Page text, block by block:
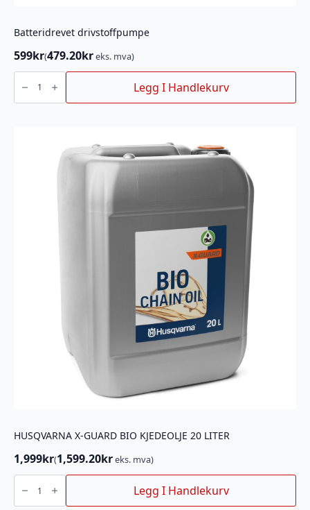
Batteridrevet drivstoffpumpe
599kr(479.20kreks. mva)
Batteridrevet
drivstoffpumpe
antall Legg I Handlekurv
HUSQVARNA X-GUARD BIO KJEDEOLJE 20 LITER
1,999kr(1,599.20kreks. mva)
HUSQVARNA
GUARD
BIO
Legg I Handlekurv